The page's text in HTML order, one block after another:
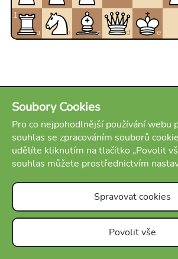
a
1
b
c d e
Soubory Cookies
Pro co nejpohodlnější používání webu
souhlas se zpracováním souborů
udělíte kliknutím na tlačítko „Povolit
souhlas můžete prostřednictvím
Spravovat cookies
Povolit vše